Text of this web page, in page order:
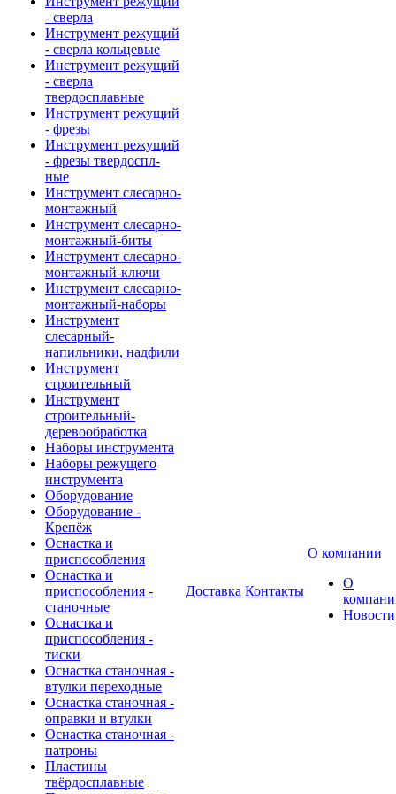
- сверла
Инструмент режущий
- сверла кольцевые
Инструмент режущий
- сверла
твердосплавные
Инструмент режущий
- фрезы
Инструмент режущий
- фрезы твердоспл-
ные
Инструмент слесарно-
монтажный
Инструмент слесарно-
монтажный-биты
Инструмент слесарно-
монтажный-ключи
Инструмент слесарно-
монтажный-наборы
Инструмент
слесарный-
напильники, надфили
Инструмент
строительный
Инструмент
строительный-
деревообработка
Наборы инструмента
Наборы режущего
инструмента
Оборудование
Оборудование -
Крепёж
Оснастка и
приспособления
Оснастка и
приспособления -
станочные
Оснастка и
приспособления -
тиски
Оснастка станочная -
втулки переходные
Оснастка станочная -
оправки и втулки
Оснастка станочная -
патроны
Пластины
твёрдосплавные
Доставка Контакты
О компании
О
Новости